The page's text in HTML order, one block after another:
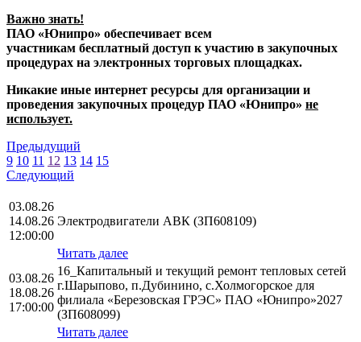
Важно знать!
ПАО «Юнипро» обеспечивает всем
участникам бесплатный доступ к участию в закупочных
процедурах на электронных торговых площадках.
Никакие иные интернет ресурсы для организации и
проведения закупочных процедур ПАО «Юнипро» не
использует.
Предыдущий
9 10 11 12 13 14 15
Следующий
03.08.26
14.08.26
12:00:00
Электродвигатели АВК (ЗП608109)
Читать далее
03.08.26
18.08.26
17:00:00
16_Капитальный и текущий ремонт тепловых сетей
г.Шарыпово, п.Дубинино, с.Холмогорское для
филиала «Березовская ГРЭС» ПАО «Юнипро»2027
(ЗП608099)
Читать далее